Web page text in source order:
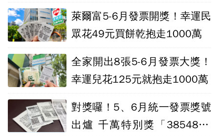
萊爾富5-6月發票開獎！幸運民
眾花49元買餅乾抱走1000萬
全家開出8張5-6月發票大獎！
幸運兒花125元就抱走1000萬
對獎囉！5、6月統一發票獎號
出爐 千萬特別獎「3854802